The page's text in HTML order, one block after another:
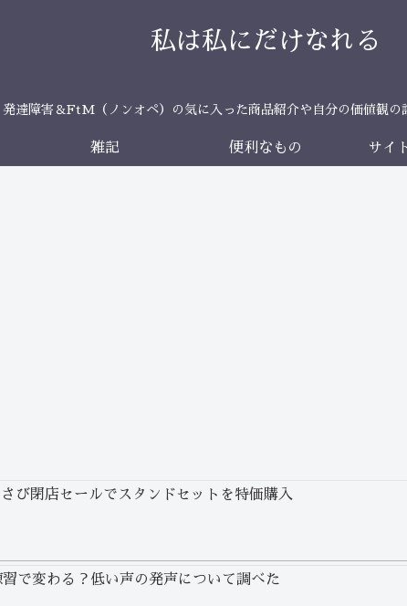
私は私にだけなれる
発達障害＆FtM（ノンオペ）の気に入った商品紹介や自分の価値観の
雑記 便利なもの サイ
び閉店セールでスタンドセットを特価購入
で変わる？低い声の発声について調べた